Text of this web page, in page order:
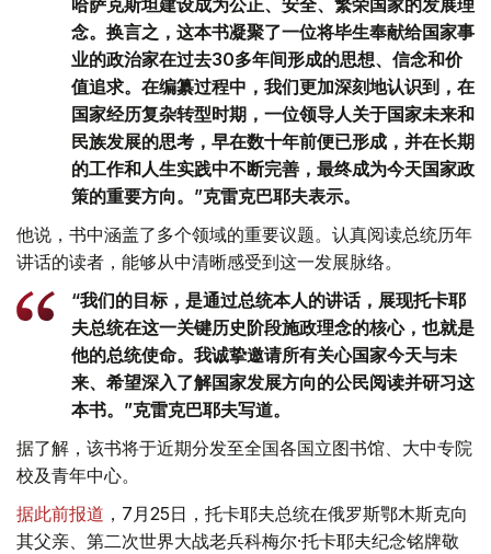
念。换言之，这本书凝聚了一位将毕生奉献给国家事
业的政治家在过去30多年间形成的思想、信念和价
值追求。在编纂过程中，我们更加深刻地认识到，在
国家经历复杂转型时期，一位领导人关于国家未来和
民族发展的思考，早在数十年前便已形成，并在长期
的工作和人生实践中不断完善，最终成为今天国家政
策的重要方向。”克雷克巴耶夫表示。
他说，书中涵盖了多个领域的重要议题。认真阅读总统历年
讲话的读者，能够从中清晰感受到这一发展脉络。
“我们的目标，是通过总统本人的讲话，展现托卡耶
夫总统在这一关键历史阶段施政理念的核心，也就是
他的总统使命。我诚挚邀请所有关心国家今天与未
来、希望深入了解国家发展方向的公民阅读并研习这
本书。”克雷克巴耶夫写道。
据了解，该书将于近期分发至全国各国立图书馆、大中专院
校及青年中心。
据此前报道 ，7月25日，托卡耶夫总统在俄罗斯鄂木斯克向
其父亲、第二次世界大战老兵科梅尔·托卡耶夫纪念铭牌敬